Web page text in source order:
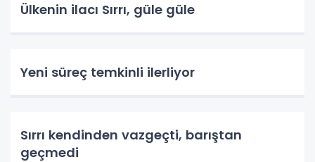
Ülkenin ilacı Sırrı, güle güle
Yeni süreç temkinli ilerliyor
Sırrı kendinden vazgeçti, barıştan
geçmedi